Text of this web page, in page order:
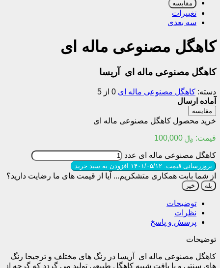
مقایسه
تغییرات
سه بعدی
کاهگل مصنوعی ماله ای
کاهگل مصنوعی ماله ای آریسا
دسته: کاهگل مصنوعی ماله ای 0 از 5
آماده ارسال
مقایسه
خرید محصول کاهگل مصنوعی ماله ای
قیمت: ﷼
کاهگل مصنوعی ماله ای عدد
بروزرسانی قیمت: ۱۴۰۱/۰۵/۱۲
از شما بابت همکاری متشکریم... آیا از قیمت های ما رضایت دارید؟
بله خیر
توضیحات
نظرات
پرسش و پاسخ
توضیحات
کاهگل مصنوعی ماله ای آریسا در رنگ های مختلف و ترجیحا رنگ
های سنتی و با بافت شبیه کاهگل طبیعی تولید می گردد که گرچه از